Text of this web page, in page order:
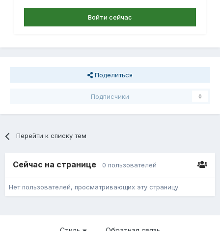
Войти сейчас
Поделиться
Подписчики 0
Перейти к списку тем
Сейчас на странице 0 пользователей
Нет пользователей, просматривающих эту страницу.